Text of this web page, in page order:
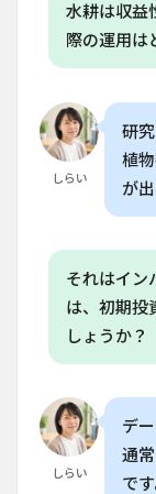
製品
の選
択肢
とコ
比較
6
垂直
農業
ての
注意
菜園
で始
める
に
は？
水耕は収益
際の運用は
しらい
研
植
が
それはイン
は、初期投
しょうか？
しらい
デ
通
です